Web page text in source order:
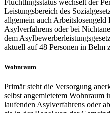
Flüchtlingsstatus wechselt der
Leistungsbereich des
allgemein auch Arbeitslosengeld
Asylverfahrens oder bei
dem
aktuell auf 48 Personen in Belm
Wohnraum
Primär steht die Versorgung
selbst angemietetem Wohnraum
laufenden Asylverfahrens oder